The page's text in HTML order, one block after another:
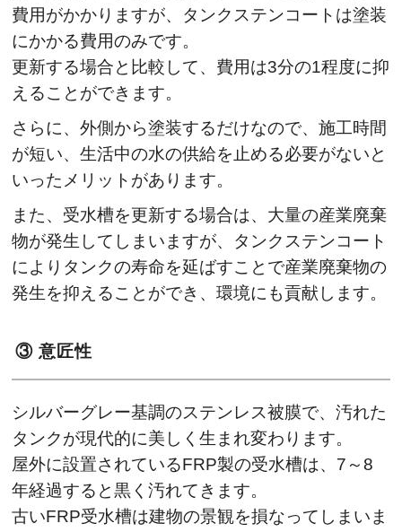
費用がかかりますが、タンクステンコートは塗装
にかかる費用のみです。
更新する場合と比較して、費用は3分の1程度に抑
えることができます。
さらに、外側から塗装するだけなので、施工時間
が短い、生活中の水の供給を止める必要がないと
いったメリットがあります。
また、受水槽を更新する場合は、大量の産業廃棄
物が発生してしまいますが、タンクステンコート
によりタンクの寿命を延ばすことで産業廃棄物の
発生を抑えることができ、環境にも貢献します。
③ 意匠性
シルバーグレー基調のステンレス被膜で、汚れた
タンクが現代的に美しく生まれ変わります。
屋外に設置されているFRP製の受水槽は、7～8
年経過すると黒く汚れてきます。
古いFRP受水槽は建物の景観を損なってしまいま